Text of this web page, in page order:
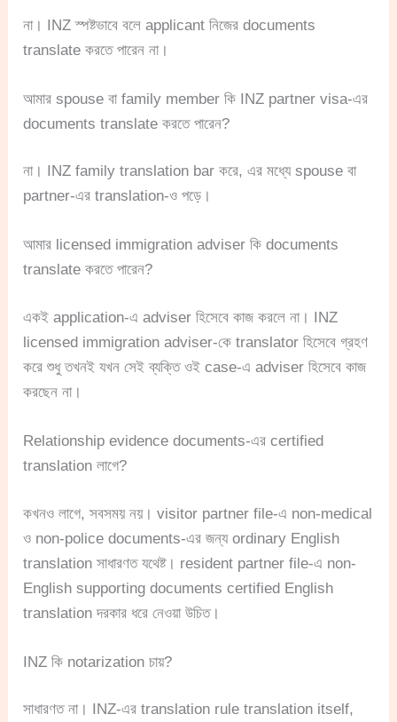
না। INZ স্পষ্টভাবে বলে applicant নিজের documents
translate করতে পারেন না।
আমার spouse বা family member কি INZ partner visa-এর
documents translate করতে পারেন?
না। INZ family translation bar করে, এর মধ্যে spouse বা
partner-এর translation-ও পড়ে।
আমার licensed immigration adviser কি documents
translate করতে পারেন?
একই application-এ adviser হিসেবে কাজ করলে না। INZ
licensed immigration adviser-কে translator হিসেবে গ্রহণ
করে শুধু তখনই যখন সেই ব্যক্তি ওই case-এ adviser হিসেবে কাজ
করছেন না।
Relationship evidence documents-এর certified
translation লাগে?
কখনও লাগে, সবসময় নয়। visitor partner file-এ non-medical
ও non-police documents-এর জন্য ordinary English
translation সাধারণত যথেষ্ট। resident partner file-এ non-
English supporting documents certified English
translation দরকার ধরে নেওয়া উচিত।
INZ কি notarization চায়?
সাধারণত না। INZ-এর translation rule translation itself,